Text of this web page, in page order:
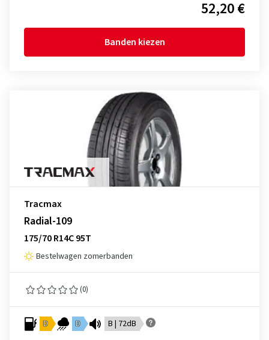
52,20 €
Banden kiezen
Tracmax
Radial-109
175/70 R14C 95T
Bestelwagen zomerbanden
(0)
D D B | 72dB